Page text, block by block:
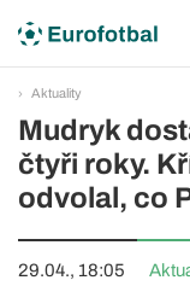
Aktuality
Mudryk
čtyři roky.
odvolal, co
29.04., 18:05